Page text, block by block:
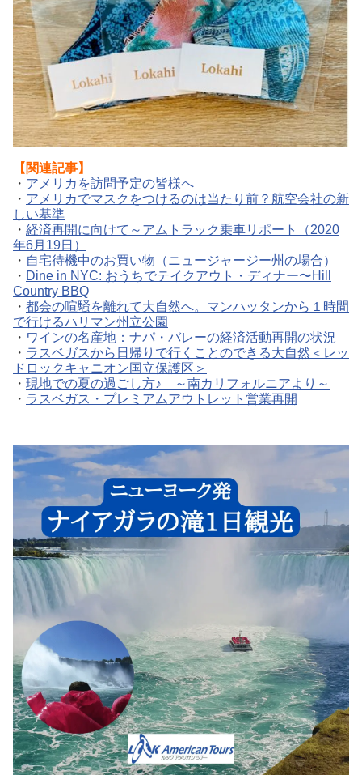
【関連記事】
・ アメリカを訪問予定の皆様へ
・ アメリカでマスクをつけるのは当たり前？航空会社の新
しい基準
・ 経済再開に向けて～アムトラック乗車リポート（2020
年6月19日）
・ 自宅待機中のお買い物（ニュージャージー州の場合）
・ Dine in NYC: おうちでテイクアウト・ディナー〜Hill
Country BBQ
・ 都会の喧騒を離れて大自然へ。マンハッタンから１時間
で行けるハリマン州立公園
・ ワインの名産地：ナパ・バレーの経済活動再開の状況
・ ラスベガスから日帰りで行くことのできる大自然＜レッ
ドロックキャニオン国立保護区＞
・ 現地での夏の過ごし方♪ ～南カリフォルニアより～
・ ラスベガス・プレミアムアウトレット営業再開